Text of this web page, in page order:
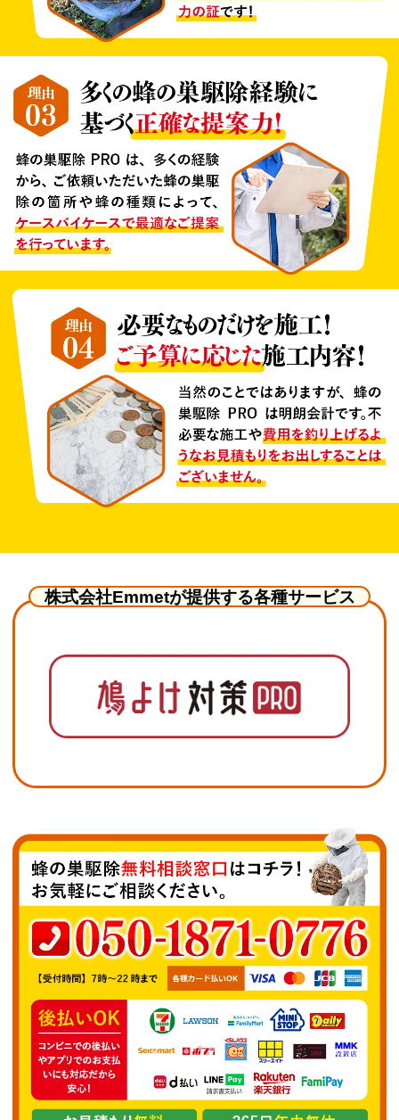
株式会社Emmetが提供する各種サービス